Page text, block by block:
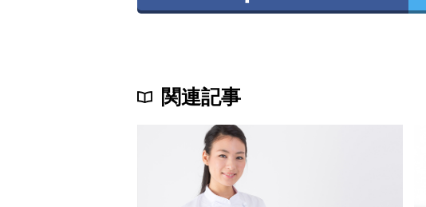
関連記事